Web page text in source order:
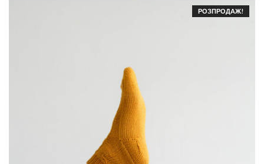
РОЗПРОДАЖ!